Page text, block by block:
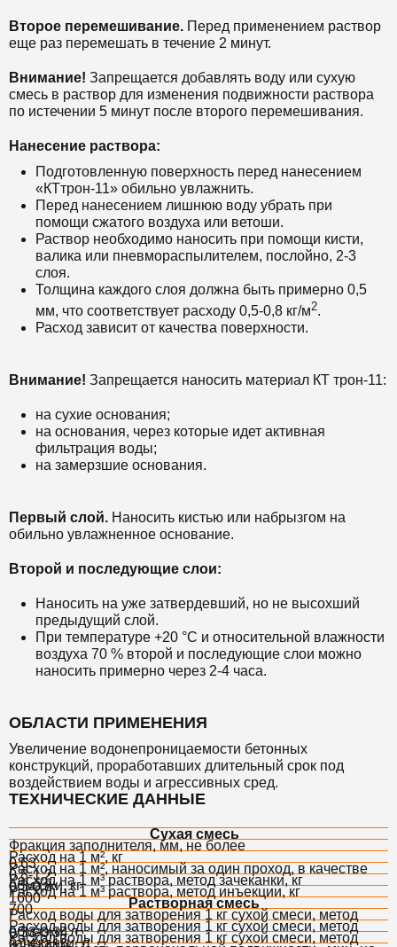
Второе перемешивание. Перед применением раствор
еще раз перемешать в течение 2 минут.
Внимание! Запрещается добавлять воду или сухую
смесь в раствор для изменения подвижности раствора
по истечении 5 минут после второго перемешивания.
Нанесение раствора:
Подготовленную поверхность перед нанесением
«КТтрон-11» обильно увлажнить.
Перед нанесением лишнюю воду убрать при
помощи сжатого воздуха или ветоши.
Раствор необходимо наносить при помощи кисти,
валика или пневмораспылителем, послойно, 2-3
слоя.
Толщина каждого слоя должна быть примерно 0,5
мм, что соответствует расходу 0,5-0,8 кг/м2.
Расход зависит от качества поверхности.
Внимание! Запрещается наносить материал КТ трон-11:
на сухие основания;
на основания, через которые идет активная
фильтрация воды;
на замерзшие основания.
Первый слой. Наносить кистью или набрызгом на
обильно увлажненное основание.
Второй и последующие слои:
Наносить на уже затвердевший, но не высохший
предыдущий слой.
При температуре +20 °C и относительной влажности
воздуха 70 % второй и последующие слои можно
наносить примерно через 2-4 часа.
ОБЛАСТИ ПРИМЕНЕНИЯ
Увеличение водонепроницаемости бетонных
конструкций, проработавших длительный срок под
воздействием воды и агрессивных сред.
ТЕХНИЧЕСКИЕ ДАННЫЕ
Сухая смесь
Фракция заполнителя, мм, не более
0,63
Расход на 1 м², кг
0,8-1,2
Расход на 1 м², наносимый за один проход, в качестве
обмазки, кг
0,5-0,8
Расход на 1 м³ раствора, метод зачеканки, кг
1600
Расход на 1 м³ раствора, метод инъекции, кг
700
Растворная смесь
Расход воды для затворения 1 кг сухой смеси, метод
обмазки, л
0,33-0,34
Расход воды для затворения 1 кг сухой смеси, метод
зачеканки, л
0,14-0,16
Расход воды для затворения 1 кг сухой смеси, метод